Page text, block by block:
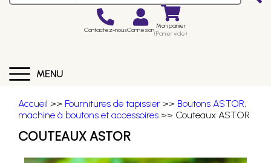
Contactez-nousConnexion Mon panier
(Panier vide)
MENU
Accueil >> Fournitures de tapissier >> Boutons ASTOR,
machine à boutons et accessoires >> Couteaux ASTOR
COUTEAUX ASTOR